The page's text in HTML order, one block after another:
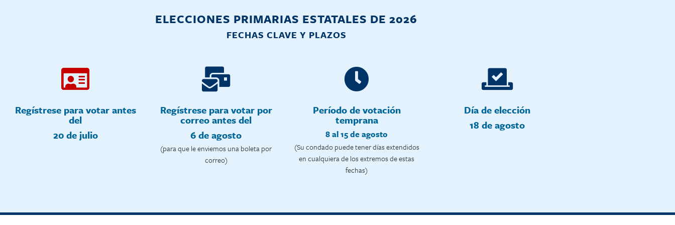
ELECCIONES PRIMARIAS ESTATALES DE 2026
FECHAS CLAVE Y PLAZOS
Regístrese para votar antes
del
20 de julio
Regístrese para votar por
correo antes del
6 de agosto
(para que le enviemos una boleta por
correo)
Período de votación
temprana
8 al 15 de agosto
(Su condado puede tener días extendidos
en cualquiera de los extremos de estas
fechas)
Día de elección
18 de agosto